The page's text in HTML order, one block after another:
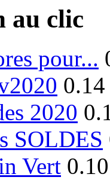
au clic
pour...
2020
SOLDES
Vert